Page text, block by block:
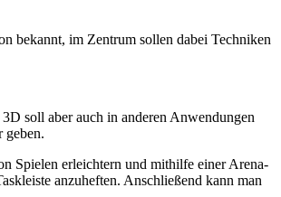
bekannt, im Zentrum sollen dabei Techniken
soll aber auch in anderen Anwendungen
Spielen erleichtern und mithilfe einer Arena-
anzuheften. Anschließend kann man